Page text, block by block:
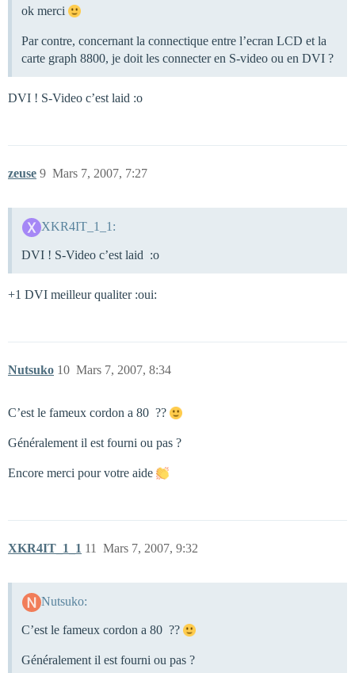
ok merci
Par contre, concernant la connectique entre l’ecran LCD et la
carte graph 8800, je doit les connecter en S-video ou en DVI ?
DVI ! S-Video c’est laid :o
zeuse Mars 7, 2007, 7:27
9
XKR4IT_1_1:
DVI ! S-Video c’est laid :o
+1 DVI meilleur qualiter :oui:
Nutsuko Mars 7, 2007, 8:34
10
C’est le fameux cordon a 80  ??
Généralement il est fourni ou pas ?
Encore merci pour votre aide
XKR4IT_1_1 Mars 7, 2007, 9:32
11
Nutsuko:
C’est le fameux cordon a 80  ??
Généralement il est fourni ou pas ?